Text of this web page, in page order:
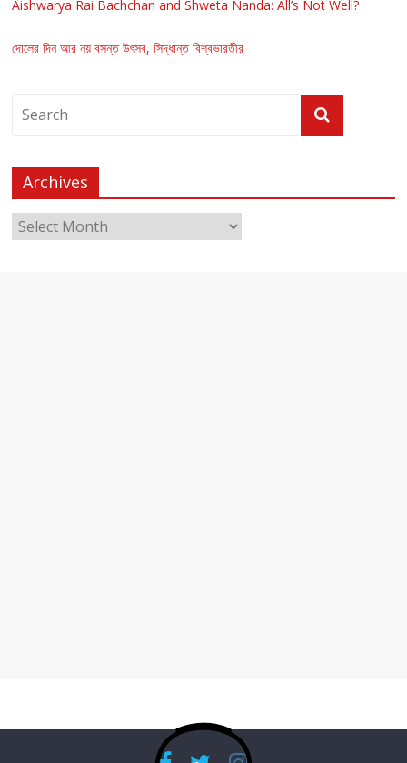
Aishwarya Rai Bachchan and Shweta Nanda: All’s Not Well?
দোলের দিন আর নয় বসন্ত উৎসব, সিদ্ধান্ত বিশ্বভারতীর
Archives